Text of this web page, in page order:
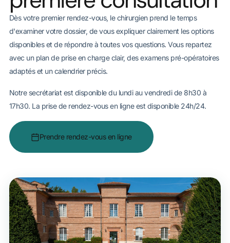
Dès votre premier rendez-vous, le chirurgien prend le temps
d'examiner votre dossier, de vous expliquer clairement les options
disponibles et de répondre à toutes vos questions. Vous repartez
avec un plan de prise en charge clair, des examens pré-opératoires
adaptés et un calendrier précis.
Notre secrétariat est disponible du lundi au vendredi de 8h30 à
17h30. La prise de rendez-vous en ligne est disponible 24h/24.
Prendre rendez-vous en ligne